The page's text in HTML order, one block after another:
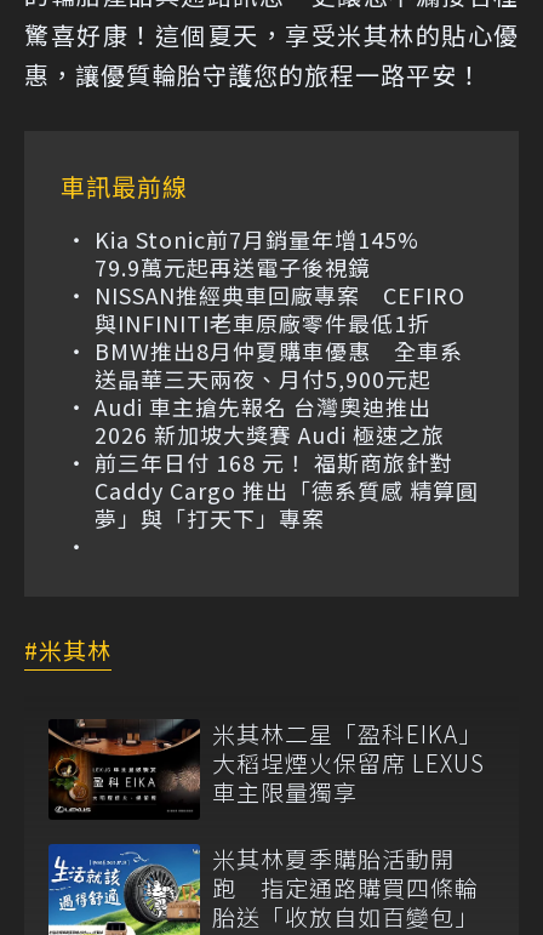
驚喜好康！這個夏天，享受米其林的貼心優
惠，讓優質輪胎守護您的旅程一路平安！
車訊最前線
Kia Stonic前7月銷量年增145%
79.9萬元起再送電子後視鏡
NISSAN推經典車回廠專案 CEFIRO
與INFINITI老車原廠零件最低1折
BMW推出8月仲夏購車優惠 全車系
送晶華三天兩夜、月付5,900元起
Audi 車主搶先報名 台灣奧迪推出
2026 新加坡大獎賽 Audi 極速之旅
前三年日付 168 元！ 福斯商旅針對
Caddy Cargo 推出「德系質感 精算圓
夢」與「打天下」專案
米其林
米其林二星「盈科EIKA」
大稻埕煙火保留席 LEXUS
車主限量獨享
米其林夏季購胎活動開
跑 指定通路購買四條輪
胎送「收放自如百變包」